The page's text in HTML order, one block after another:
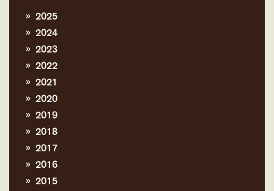
2025
2024
2023
2022
2021
2020
2019
2018
2017
2016
2015